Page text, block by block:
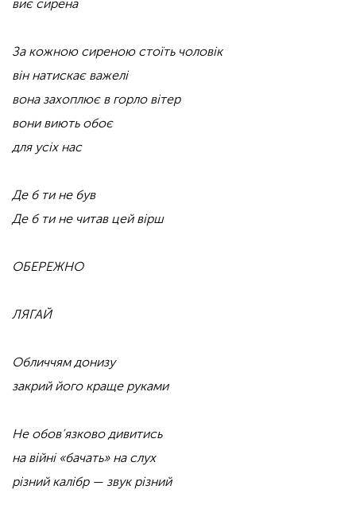
виє сирена
За кожною сиреною стоїть чоловік
він натискає важелі
вона захоплює в горло вітер
вони виють обоє
для усіх нас
Де б ти не був
Де б ти не читав цей вірш
ОБЕРЕЖНО
ЛЯГАЙ
Обличчям донизу
закрий його краще руками
Не обов’язково дивитись
на війні «бачать» на слух
різний калібр — звук різний